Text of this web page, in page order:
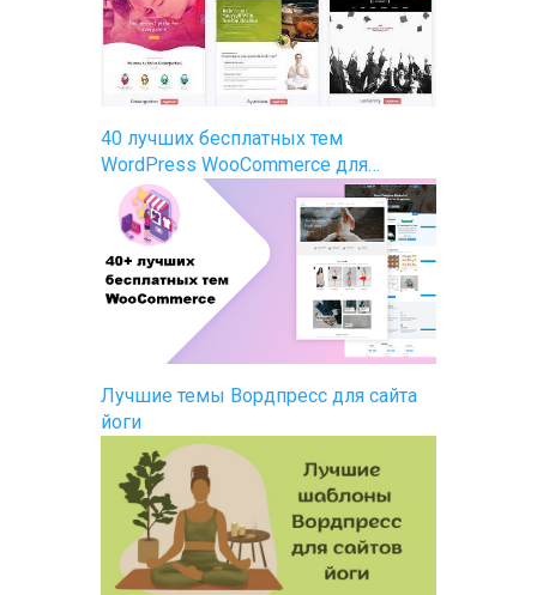
40 лучших бесплатных тем
WordPress WooCommerce для…
Лучшие темы Вордпресс для сайта
йоги